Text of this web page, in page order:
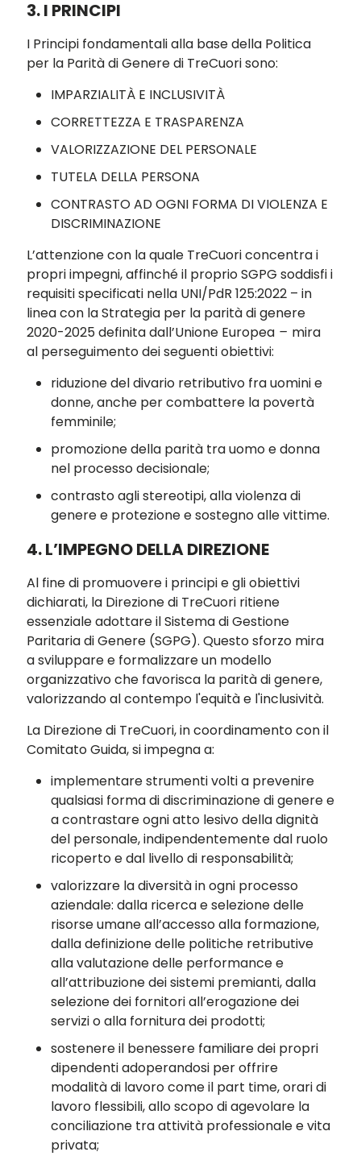
3.I PRINCIPI
I Principi fondamentali alla base della Politica
per la Parità di Genere di TreCuori sono:
IMPARZIALITÀ E INCLUSIVITÀ
CORRETTEZZA E TRASPARENZA
VALORIZZAZIONE DEL PERSONALE
TUTELA DELLA PERSONA
CONTRASTO AD OGNI FORMA DI VIOLENZA E
DISCRIMINAZIONE
L’attenzione con la quale TreCuori concentra i
propri impegni, affinché il proprio SGPG soddisfi i
requisiti specificati nella UNI/PdR 125:2022 – in
linea con la Strategia per la parità di genere
2020-2025 definita dall’Unione Europea – mira
al perseguimento dei seguenti obiettivi:
riduzione del divario retributivo fra uomini e
donne, anche per combattere la povertà
femminile;
promozione della parità tra uomo e donna
nel processo decisionale;
contrasto agli stereotipi, alla violenza di
genere e protezione e sostegno alle vittime.
4. L’IMPEGNO DELLA DIREZIONE
Al fine di promuovere i principi e gli obiettivi
dichiarati, la Direzione di TreCuori ritiene
essenziale adottare il Sistema di Gestione
Paritaria di Genere (SGPG). Questo sforzo mira
a sviluppare e formalizzare un modello
organizzativo che favorisca la parità di genere,
valorizzando al contempo l'equità e l'inclusività.
La Direzione di TreCuori, in coordinamento con il
Comitato Guida, si impegna a:
implementare strumenti volti a prevenire
qualsiasi forma di discriminazione di genere e
a contrastare ogni atto lesivo della dignità
del personale, indipendentemente dal ruolo
ricoperto e dal livello di responsabilità;
valorizzare la diversità in ogni processo
aziendale: dalla ricerca e selezione delle
risorse umane all’accesso alla formazione,
dalla definizione delle politiche retributive
alla valutazione delle performance e
all’attribuzione dei sistemi premianti, dalla
selezione dei fornitori all’erogazione dei
servizi o alla fornitura dei prodotti;
sostenere il benessere familiare dei propri
dipendenti adoperandosi per offrire
modalità di lavoro come il part time, orari di
lavoro flessibili, allo scopo di agevolare la
conciliazione tra attività professionale e vita
privata;